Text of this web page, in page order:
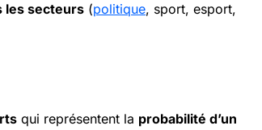
les secteurs (politique, sport, esport,
qui représentent la probabilité d’un